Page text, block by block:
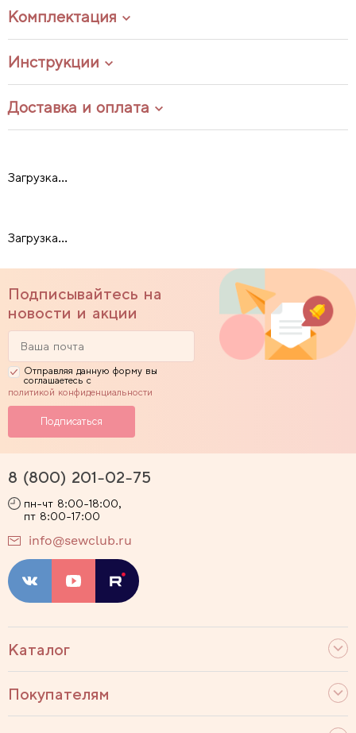
Комплектация
Инструкции
Доставка и оплата
Загрузка...
Загрузка...
Подписывайтесь на
новости и акции
Отправляя данную форму вы
соглашаетесь с
политикой конфиденциальности
Каталог
Покупателям
8 (800) 201-02-75
пн-чт 8:00-18:00,
пт 8:00-17:00
info@sewclub.ru